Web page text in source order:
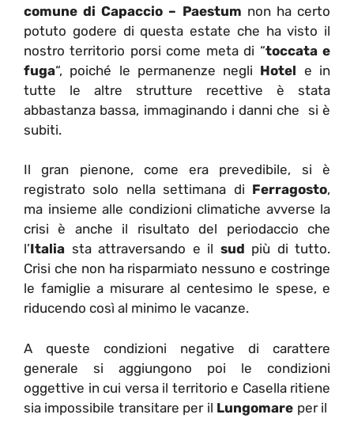
comune di Capaccio – Paestum non ha certo
potuto godere di questa estate che ha visto il
nostro territorio porsi come meta di “toccata e
fuga“, poiché le permanenze negli Hotel e in
tutte le altre strutture recettive è stata
abbastanza bassa, immaginando i danni che si è
subiti.
Il gran pienone, come era prevedibile, si è
registrato solo nella settimana di Ferragosto,
ma insieme alle condizioni climatiche avverse la
crisi è anche il risultato del periodaccio che
l’Italia sta attraversando e il sud più di tutto.
Crisi che non ha risparmiato nessuno e costringe
le famiglie a misurare al centesimo le spese, e
riducendo così al minimo le vacanze.
A queste condizioni negative di carattere
generale si aggiungono poi le condizioni
oggettive in cui versa il territorio e Casella ritiene
sia impossibile transitare per il Lungomare per il